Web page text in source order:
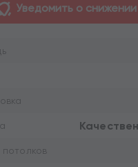
Уведомить о